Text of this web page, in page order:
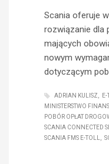
Scania oferuje
rozwiązanie dla
mających
nowym
dotyczącym
ADRIAN KULISZ E-
MINISTERSTWO
POBÓR OPŁAT
SCANIA CONNECTED
SCANIA FMS E-TOLL